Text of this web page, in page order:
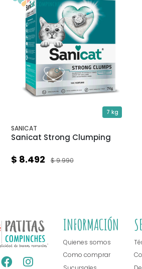
7 kg
SANICAT
Sanicat Strong Clumping
$ 8.492 $ 9.990
INFORMACIÓN
Quienes somos
Como comprar